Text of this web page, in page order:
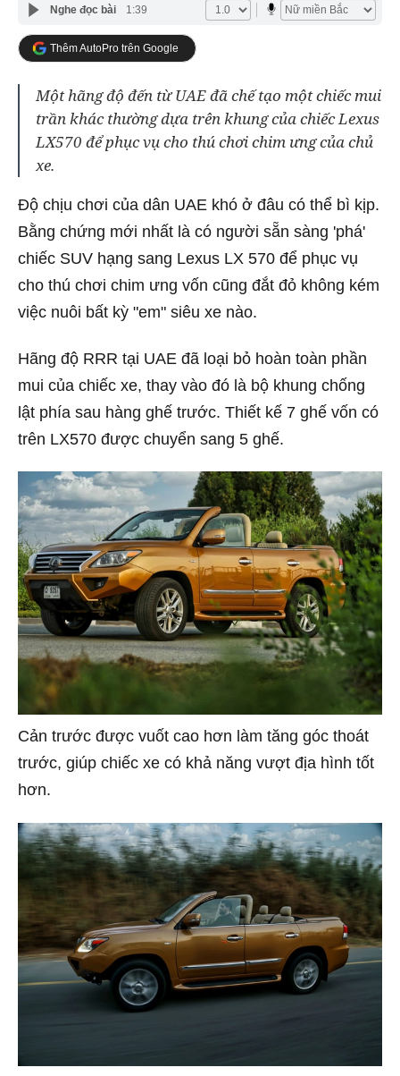
Nghe đọc bài 1:39
Thêm AutoPro trên Google
Một hãng độ đến từ UAE đã chế tạo một chiếc mui
trần khác thường dựa trên khung của chiếc Lexus
LX570 để phục vụ cho thú chơi chim ưng của chủ
xe.
Độ chịu chơi của dân UAE khó ở đâu có thể bì kịp.
Bằng chứng mới nhất là có người sẵn sàng 'phá'
chiếc SUV hạng sang Lexus LX 570 để phục vụ
cho thú chơi chim ưng vốn cũng đắt đỏ không kém
việc nuôi bất kỳ "em" siêu xe nào.
Hãng độ RRR tại UAE đã loại bỏ hoàn toàn phần
mui của chiếc xe, thay vào đó là bộ khung chống
lật phía sau hàng ghế trước. Thiết kế 7 ghế vốn có
trên LX570 được chuyển sang 5 ghế.
Cản trước được vuốt cao hơn làm tăng góc thoát
trước, giúp chiếc xe có khả năng vượt địa hình tốt
hơn.